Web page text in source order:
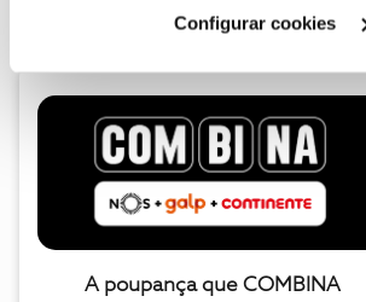
Configurar cookies
A poupança que COMBINA